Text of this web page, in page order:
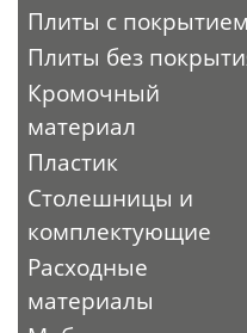
Плиты с покрытием
Плиты без
Кромочный
материал
Пластик
Столешницы и
комплектующие
Расходные
материалы